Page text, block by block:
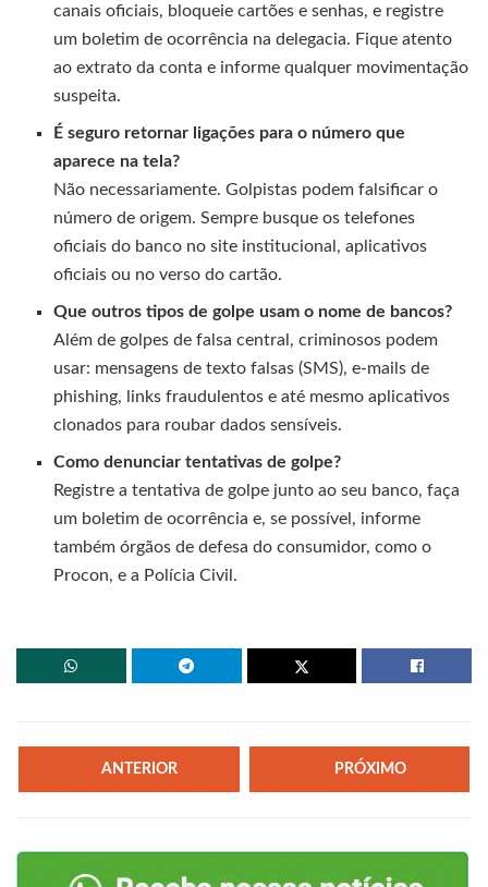
canais oficiais, bloqueie cartões e senhas, e registre
um boletim de ocorrência na delegacia. Fique atento
ao extrato da conta e informe qualquer movimentação
suspeita.
É seguro retornar ligações para o número que
aparece na tela?
Não necessariamente. Golpistas podem falsificar o
número de origem. Sempre busque os telefones
oficiais do banco no site institucional, aplicativos
oficiais ou no verso do cartão.
Que outros tipos de golpe usam o nome de bancos?
Além de golpes de falsa central, criminosos podem
usar: mensagens de texto falsas (SMS), e-mails de
phishing, links fraudulentos e até mesmo aplicativos
clonados para roubar dados sensíveis.
Como denunciar tentativas de golpe?
Registre a tentativa de golpe junto ao seu banco, faça
um boletim de ocorrência e, se possível, informe
também órgãos de defesa do consumidor, como o
Procon, e a Polícia Civil.
ANTERIOR PRÓXIMO